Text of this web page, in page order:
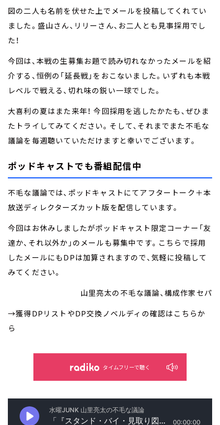
図の二人も名前を伏せた上でメールを投稿してくれてい
ました。盛山さん、リリーさん、お二人とも見事採用でし
た！
今回は、本戦の生募集お題で読み切れなかったメールを紹
介する、恒例の「延長戦」をおこないました。いずれも本戦
レベルで戦える、切れ味の鋭い一球でした。
大喜利の夏はまた来年！ 今回採用を逃したかたも、ぜひま
たトライしてみてください。そして、それまでまた不毛な
議論を毎週聴いていただけますと幸いでございます。
ポッドキャストでも番組配信中
不毛な議論では、ポッドキャストにてアフタートーク＋本
放送ディレクターズカット版を配信しています。
今回はお休みしましたがポッドキャスト限定コーナー「友
達か、それ以外か」のメールも募集中です。こちらで採用
したメールにもDPは加算されますので、気軽に投稿して
みてください。
山里亮太の不毛な議論、構成作家セパ
→獲得DPリストやDP交換ノベルディの確認はこちらか
ら
タイムフリーで聴く